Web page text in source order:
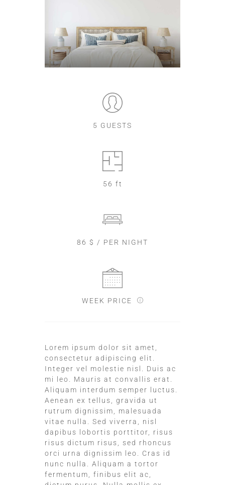
5 GUESTS
56 ft
86 $ / PER NIGHT
WEEK PRICE
Lorem ipsum dolor sit amet,
consectetur adipiscing elit.
Integer vel molestie nisl. Duis ac
mi leo. Mauris at convallis erat.
Aliquam interdum semper luctus.
Aenean ex tellus, gravida ut
rutrum dignissim, malesuada
vitae nulla. Sed viverra, nisl
dapibus lobortis porttitor, risus
risus dictum risus, sed rhoncus
orci urna dignissim leo. Cras id
nunc nulla. Aliquam a tortor
fermentum, finibus elit ac,